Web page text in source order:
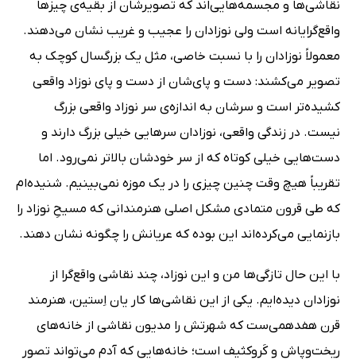
نقاشی‌ها و مجسمه‌هایی‌اند که تصویرشان از ‌بقیه‌ی چیزها
واقع‌گرایانه است ولی ‌نوزادان را عجیب و غریب نشان می‌دهند.
‌معمولاً‌ نوزادان را با نسبت خاصی، مثل یک بزرگسال کوچک به
تصویر می‌کشند: دست ‌و پای‌شان از دست ‌و پای نوزاد واقعی
کشیده‌تر است و سرشان به اندازه‌ی سر نوزاد واقعی بزرگ
نیست. در زندگی واقعی، نوزادان سرهایی خیلی بزرگ دارند و
دست‌هایی خیلی کوتاه که از سر خودشان بالاتر نمی‌رود. اما
تقریباً هیچ وقت چنین چیزی را در یک موزه نمی‌بینیم. شنیده‌ام
که طی قرون متمادی مشکل اصلی هنرمندانی که مسیحِ نوزاد را
بازنمایی می‌کرده‌اند این بوده که عریانش را چگونه نشان دهند.
با این حال تازگی‌ها من و این نوزاد، چند نقاشی واقع‌گرا از
نوزادان دیده‌ایم. یکی از این نقاشی‌ها کار یان اِستین، هنرمند
قرن هفدهمی‌ست که شهرتش را مدیون نقاشی از خانه‌های
ریخت‌وپاش و کَروکثیف است؛ خانه‌هایی که آدم می‌تواند تصور